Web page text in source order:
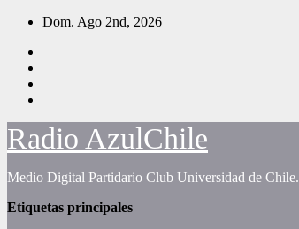
Saltar
contenido
Dom. Ago 2nd, 2026
Radio AzulChile
Medio Digital Partidario Club Universidad de Chile.
Etiquetas principales